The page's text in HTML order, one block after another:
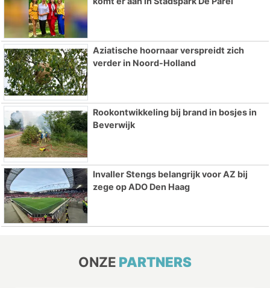
Aziatische hoornaar verspreidt zich
verder in Noord-Holland
Rookontwikkeling bij brand in bosjes in
Beverwijk
Invaller Stengs belangrijk voor AZ bij
zege op ADO Den Haag
ONZE PARTNERS